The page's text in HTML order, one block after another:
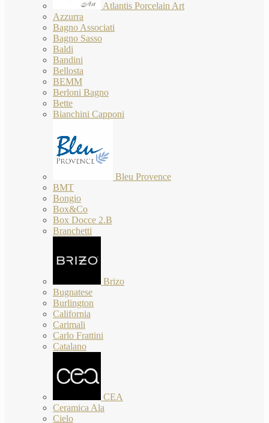
Atlantis Porcelain Art
Azzurra
Bagno Associati
Bagno Sasso
Baldi
Bandini
Bellosta
BEMM
Berloni Bagno
Bette
Bianchini Capponi
Bleu Provence
BMT
Bongio
Box&Co
Box Docce 2.B
Branchetti
Brizo
Bugnatese
Burlington
California
Carimali
Carlo Frattini
Catalano
CEA
Ceramica Ala
Cielo